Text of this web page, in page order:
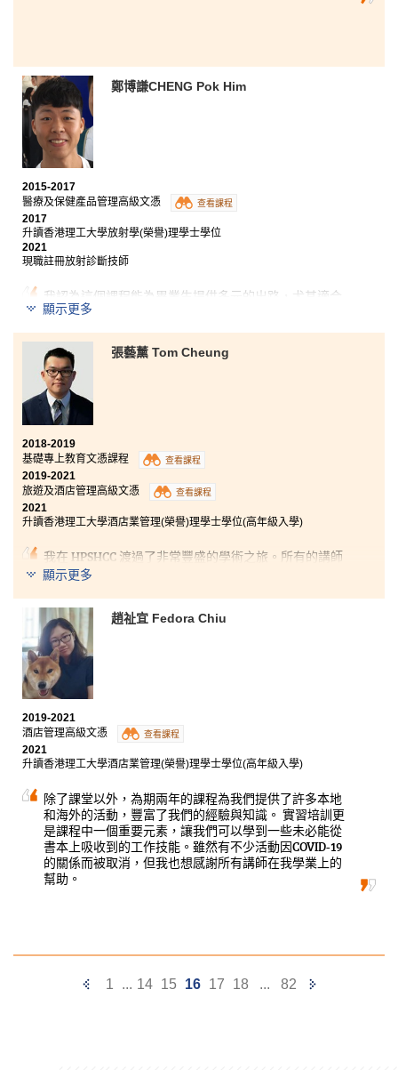
鄭博謙CHENG Pok Him
2015-2017
醫療及保健產品管理高級文憑
查看課程
2017
升讀香港理工大學放射學(榮譽)理學士學位
2021
現職註冊放射診斷技師
我認為這個課程能為畢業生提供多元的出路，尤其適合
打算銜接醫療學科的同學就讀。導師們除了傳授全面的
年級暑假得到機會參加台中交流團，在當地進行兩星期
實習，深入認識各醫療部門的運作，藉此確立未來的發
展方向。書院師資優良、設備完善，讓同學學習適應大
專生活的良好環境，助他們建立自信、改善人際溝通技
巧。
顯示更多
張藝薰 Tom Cheung
2018-2019
基礎專上教育文憑課程
查看課程
2019-2021
旅遊及酒店管理高級文憑
查看課程
2021
升讀香港理工大學酒店業管理(榮譽)理學士學位(高年級入學)
我在 HPSHCC 渡過了非常豐盛的學術之旅。所有的講師
都很好，他們除了擁有很強的學術背景，在教學和旅遊
質的學術支援，例如：雅思準備課程和研討會，以幫助
我們滿足大學的語言需求。現在，我可以更有信心在旅
遊和酒店行業工作及發展。
顯示更多
趙祉宜 Fedora Chiu
2019-2021
酒店管理高級文憑
查看課程
2021
升讀香港理工大學酒店業管理(榮譽)理學士學位(高年級入學)
除了課堂以外，為期兩年的課程為我們提供了許多本地
和海外的活動，豐富了我們的經驗與知識。 實習培訓更
是課程中一個重要元素，讓我們可以學到一些未必能從
書本上吸收到的工作技能。雖然有不少活動因COVID-19
的關係而被取消，但我也想感謝所有講師在我學業上的
幫助。
Previous
1 ... 14 15 16 17 18 ... 82